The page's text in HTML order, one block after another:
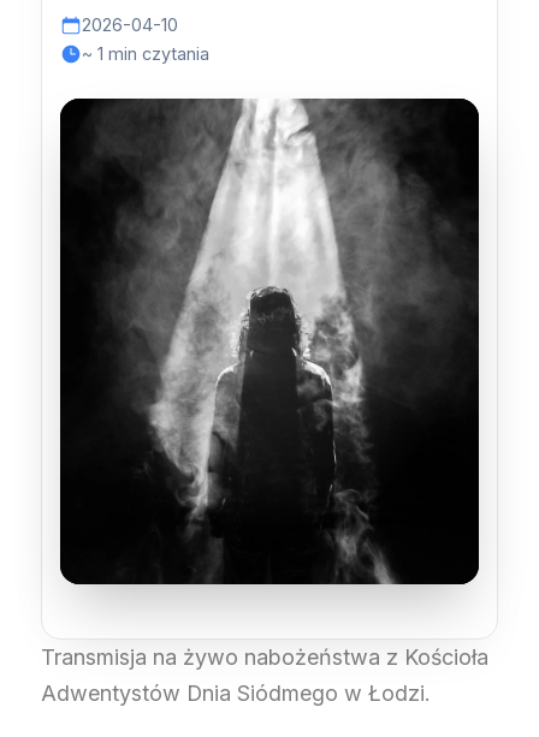
2026-04-10
~ 1 min czytania
Transmisja na żywo nabożeństwa z Kościoła
Adwentystów Dnia Siódmego w Łodzi.